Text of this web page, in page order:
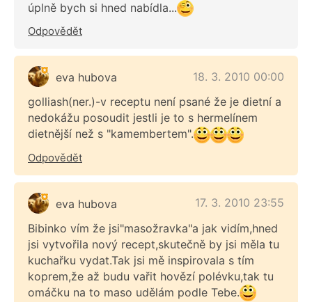
úplně bych si hned nabídla...
Odpovědět
eva hubova
18. 3. 2010 00:00
golliash(ner.)-v receptu není psané že je dietní a
nedokážu posoudit jestli je to s hermelínem
dietnější než s "kamembertem".
Odpovědět
eva hubova
17. 3. 2010 23:55
Bibinko vím že jsi"masožravka"a jak vidím,hned
jsi vytvořila nový recept,skutečně by jsi měla tu
kuchařku vydat.Tak jsi mě inspirovala s tím
koprem,že až budu vařit hovězí polévku,tak tu
omáčku na to maso udělám podle Tebe.